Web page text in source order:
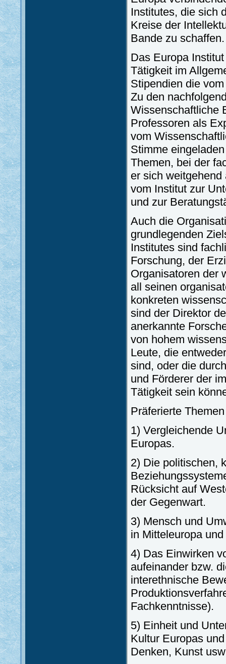
Institutes, die sich
Kreise der
Bande zu schaffen.
Das Europa
Tätigkeit im
Stipendien die
Zu den
Wissenschaftliche
Professoren als
vom
Stimme
Themen, bei der
er sich
vom Institut zur
und zur
Auch die
grundlegenden
Institutes sind
Forschung, der
Organisatoren der
all seinen
konkreten
sind der Direktor
anerkannte
von hohem
Leute, die
sind, oder die
und Förderer der
Tätigkeit sein
Präferierte Themen
1) Vergleichende
Europas.
2) Die politischen,
Rücksicht auf
der Gegenwart.
3) Mensch und
in Mitteleuropa
4) Das Einwirken
aufeinander bzw.
interethnische
Fachkenntnisse).
5) Einheit und
Kultur Europas
Denken, Kunst